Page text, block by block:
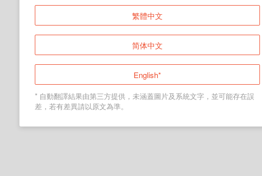
登入
返回首頁
繁體中文
简体中文
English*
* 自動翻譯結果由第三方提供，未涵蓋圖片及系統文字，並可能存在誤
差，若有差異請以原文為準。